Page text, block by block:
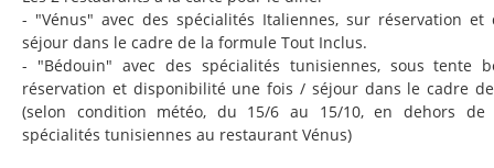
- "Vénus" avec des spécialités Italiennes, sur réservation
séjour dans le cadre de la formule Tout Inclus.
- "Bédouin" avec des spécialités tunisiennes, sous tente
réservation et disponibilité une fois / séjour dans le cadre
(selon condition météo, du 15/6 au 15/10, en dehors de
spécialités tunisiennes au restaurant Vénus)